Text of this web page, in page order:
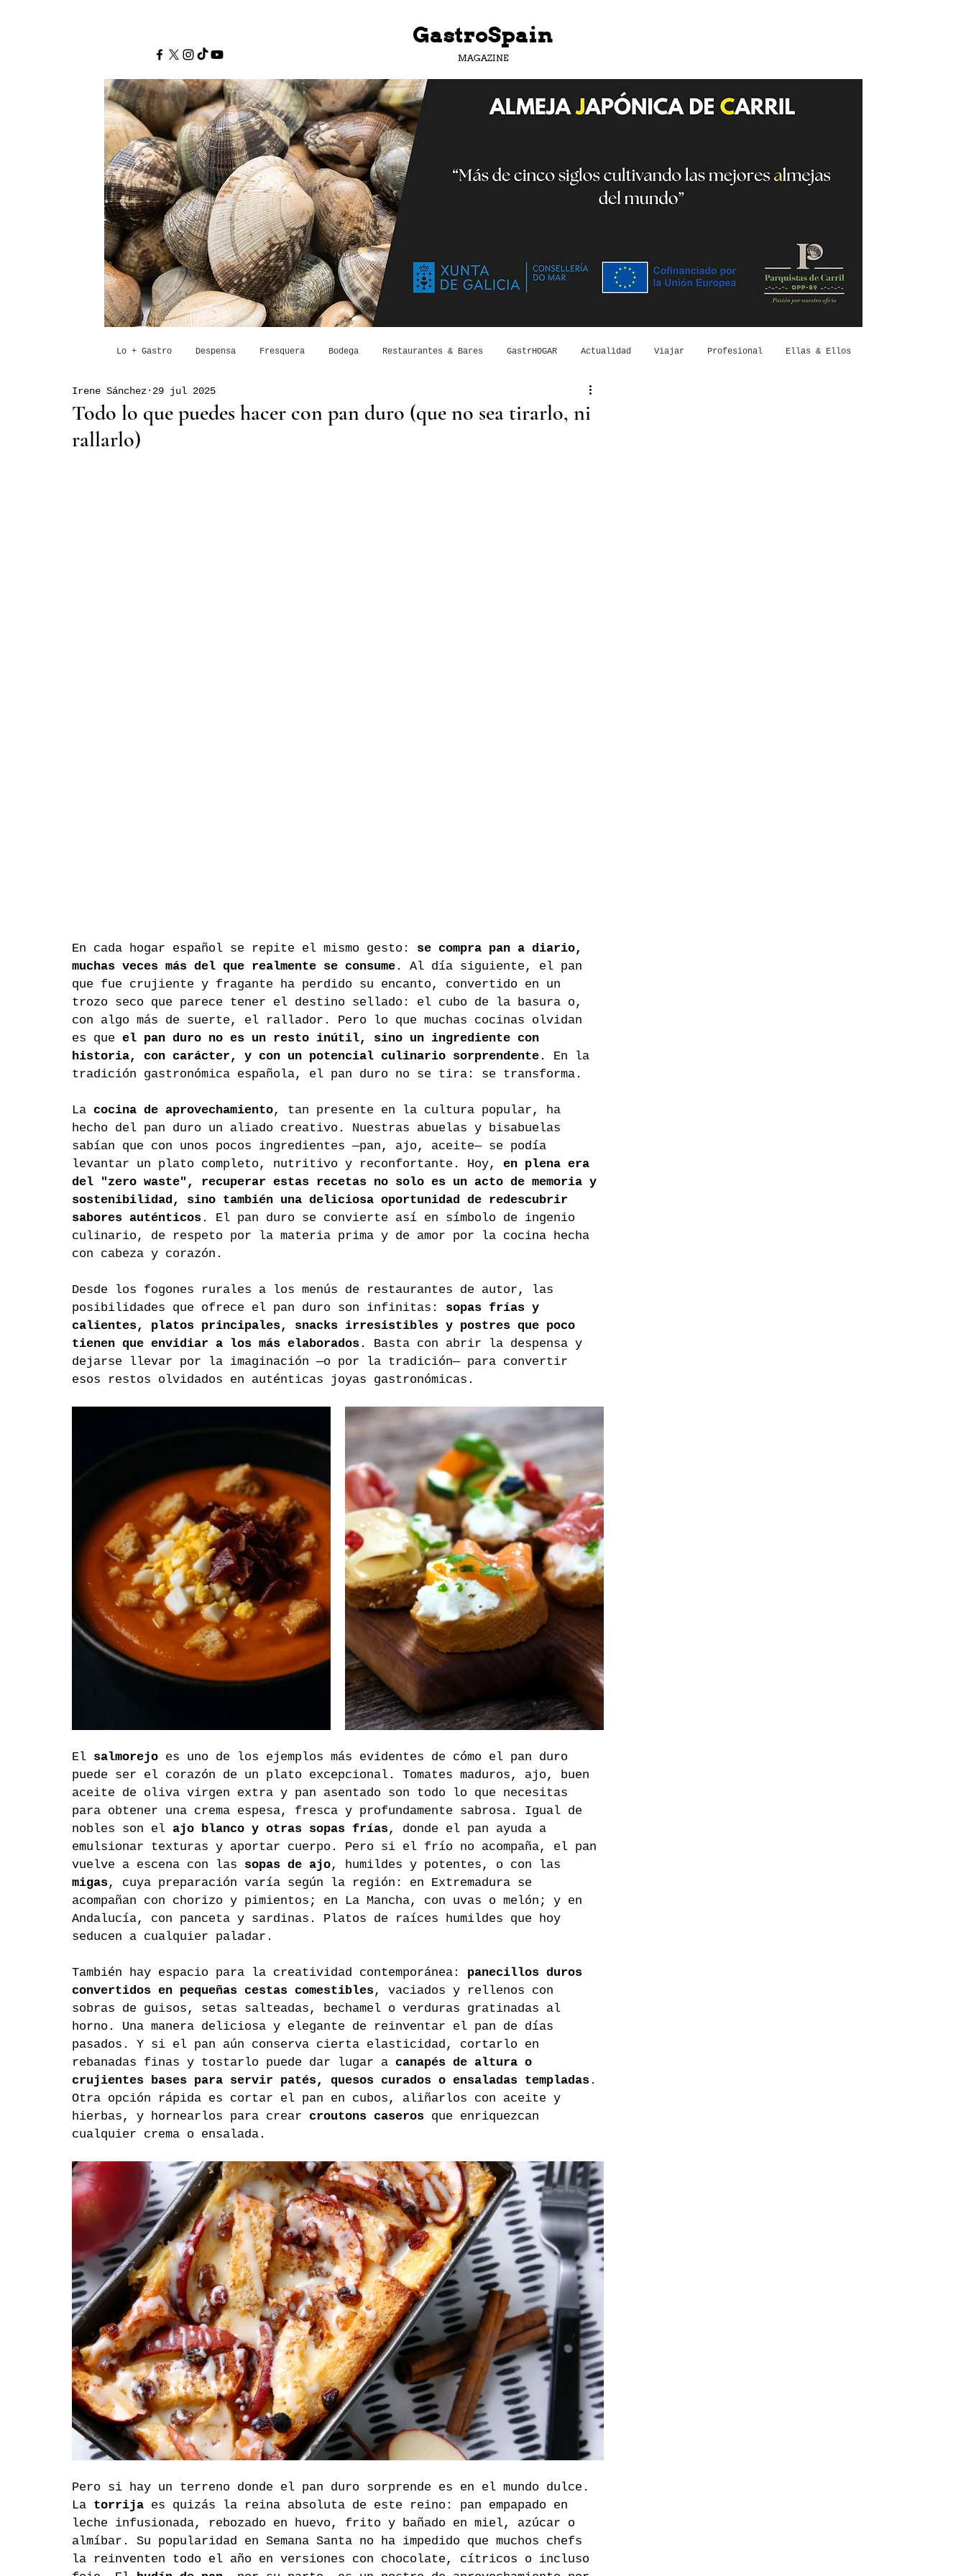
GastroSpain
MAGAZINE
Lo + Gastro Despensa Fresquera Bodega Restaurantes & Bares GastrHOGAR Actualidad Viajar Profesional Ellas & Ellos
Todo lo que puedes hacer con pan duro (que no sea tirarlo, ni
rallarlo)
Irene Sánchez 29 jul 2025
En cada hogar español se repite el mismo gesto: se compra pan a diario,
muchas veces más del que realmente se consume . Al día siguiente, el pan
que fue crujiente y fragante ha perdido su encanto, convertido en un
trozo seco que parece tener el destino sellado: el cubo de la basura o,
con algo más de suerte, el rallador. Pero lo que muchas cocinas olvidan
es que el pan duro no es un resto inútil, sino un ingrediente con
historia, con carácter, y con un potencial culinario sorprendente . En la
tradición gastronómica española, el pan duro no se tira: se transforma.
La cocina de aprovechamiento, tan presente en la cultura popular, ha
hecho del pan duro un aliado creativo. Nuestras abuelas y bisabuelas
sabían que con unos pocos ingredientes —pan, ajo, aceite— se podía
levantar un plato completo, nutritivo y reconfortante. Hoy, en plena era
del "zero waste", recuperar estas recetas no solo es un acto de memoria y
sostenibilidad, sino también una deliciosa oportunidad de redescubrir
sabores auténticos . El pan duro se convierte así en símbolo de ingenio
culinario, de respeto por la materia prima y de amor por la cocina hecha
con cabeza y corazón.
Desde los fogones rurales a los menús de restaurantes de autor, las
posibilidades que ofrece el pan duro son infinitas: sopas frías y
calientes, platos principales, snacks irresistibles y postres que poco
tienen que envidiar a los más elaborados . Basta con abrir la despensa y
dejarse llevar por la imaginación —o por la tradición— para convertir
esos restos olvidados en auténticas joyas gastronómicas.
El salmorejo es uno de los ejemplos más evidentes de cómo el pan duro
puede ser el corazón de un plato excepcional. Tomates maduros, ajo, buen
aceite de oliva virgen extra y pan asentado son todo lo que necesitas
para obtener una crema espesa, fresca y profundamente sabrosa. Igual de
nobles son el ajo blanco y otras sopas frías, donde el pan ayuda a
emulsionar texturas y aportar cuerpo. Pero si el frío no acompaña, el pan
vuelve a escena con las sopas de ajo, humildes y potentes, o con las
migas, cuya preparación varía según la región: en Extremadura se
acompañan con chorizo y pimientos; en La Mancha, con uvas o melón; y en
Andalucía, con panceta y sardinas. Platos de raíces humildes que hoy
seducen a cualquier paladar.
También hay espacio para la creatividad contemporánea: panecillos duros
convertidos en pequeñas cestas comestibles, vaciados y rellenos con
sobras de guisos, setas salteadas, bechamel o verduras gratinadas al
horno. Una manera deliciosa y elegante de reinventar el pan de días
pasados. Y si el pan aún conserva cierta elasticidad, cortarlo en
rebanadas finas y tostarlo puede dar lugar a canapés de altura o
crujientes bases para servir patés, quesos curados o ensaladas templadas .
Otra opción rápida es cortar el pan en cubos, aliñarlos con aceite y
hierbas, y hornearlos para crear croutons caseros que enriquezcan
cualquier crema o ensalada.
Pero si hay un terreno donde el pan duro sorprende es en el mundo dulce.
La torrija es quizás la reina absoluta de este reino: pan empapado en
leche infusionada, rebozado en huevo, frito y bañado en miel, azúcar o
almíbar. Su popularidad en Semana Santa no ha impedido que muchos chefs
la reinventen todo el año en versiones con chocolate, cítricos o incluso